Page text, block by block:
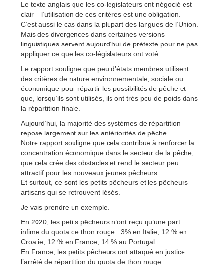
Le texte anglais que les co-législateurs ont négocié est
clair – l’utilisation de ces critères est une obligation.
C’est aussi le cas dans la plupart des langues de l’Union.
Mais des divergences dans certaines versions
linguistiques servent aujourd’hui de prétexte pour ne pas
appliquer ce que les co-législateurs ont voté.
Le rapport souligne que peu d’états membres utilisent
des critères de nature environnementale, sociale ou
économique pour répartir les possibilités de pêche et
que, lorsqu’ils sont utilisés, ils ont très peu de poids dans
la répartition finale.
Aujourd’hui, la majorité des systèmes de répartition
repose largement sur les antériorités de pêche.
Notre rapport souligne que cela contribue à renforcer la
concentration économique dans le secteur de la pêche,
que cela crée des obstacles et rend le secteur peu
attractif pour les nouveaux jeunes pêcheurs.
Et surtout, ce sont les petits pêcheurs et les pêcheurs
artisans qui se retrouvent lésés.
Je vais prendre un exemple.
En 2020, les petits pêcheurs n’ont reçu qu’une part
infime du quota de thon rouge : 3% en Italie, 12 % en
Croatie, 12 % en France, 14 % au Portugal.
En France, les petits pêcheurs ont attaqué en justice
l’arrêté de répartition du quota de thon rouge.